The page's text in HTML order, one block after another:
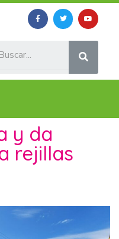
y da
rejillas